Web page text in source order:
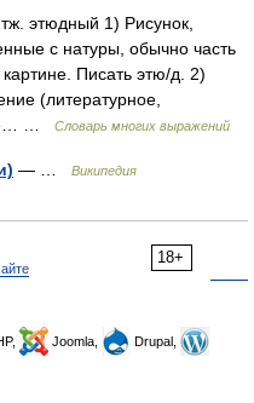
этюдный 1) Рисунок,
с натуры, обычно часть
Писать этю/д. 2)
(литературное,
…
Словарь многих выражений
— … Википедия
18+
Joomla,
Drupal,